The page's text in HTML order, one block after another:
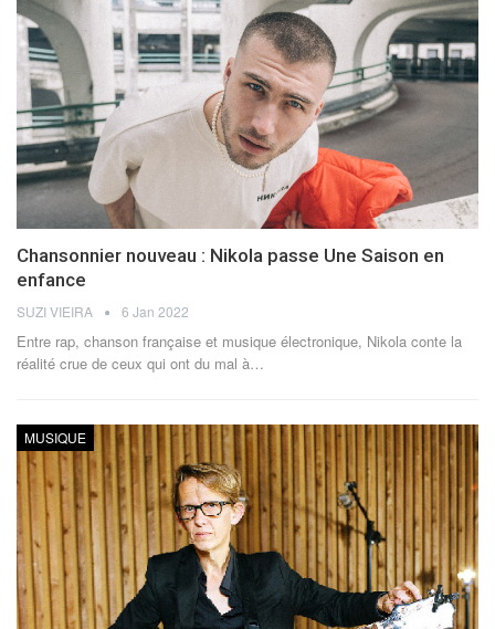
Chansonnier nouveau : Nikola passe Une Saison en
enfance
SUZI VIEIRA 6 Jan 2022
Entre rap, chanson française et musique électronique, Nikola conte la
réalité crue de ceux qui ont du mal à…
MUSIQUE